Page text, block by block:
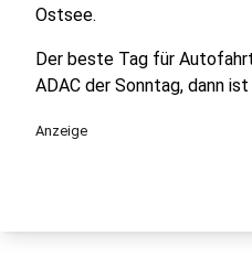
Ostsee.
Der beste Tag für
ADAC der Sonntag, dann
Anzeige